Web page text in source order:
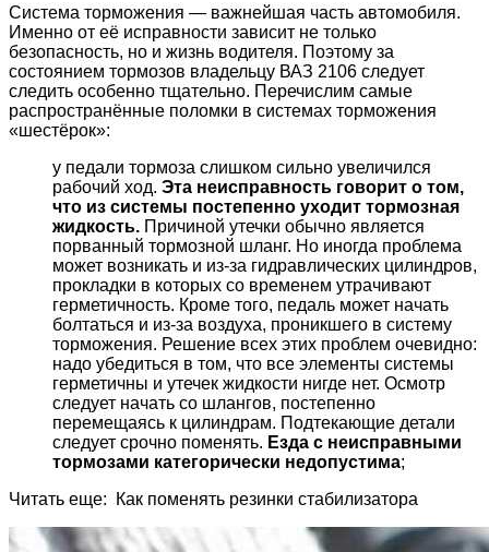
Система торможения — важнейшая часть автомобиля.
Именно от её исправности зависит не только
безопасность, но и жизнь водителя. Поэтому за
состоянием тормозов владельцу ВАЗ 2106 следует
следить особенно тщательно. Перечислим самые
распространённые поломки в системах торможения
«шестёрок»:
у педали тормоза слишком сильно увеличился
рабочий ход. Эта неисправность говорит о том,
что из системы постепенно уходит тормозная
жидкость. Причиной утечки обычно является
порванный тормозной шланг. Но иногда проблема
может возникать и из-за гидравлических цилиндров,
прокладки в которых со временем утрачивают
герметичность. Кроме того, педаль может начать
болтаться и из-за воздуха, проникшего в систему
торможения. Решение всех этих проблем очевидно:
надо убедиться в том, что все элементы системы
герметичны и утечек жидкости нигде нет. Осмотр
следует начать со шлангов, постепенно
перемещаясь к цилиндрам. Подтекающие детали
следует срочно поменять. Езда с неисправными
тормозами категорически недопустима;
Читать еще: Как поменять резинки стабилизатора